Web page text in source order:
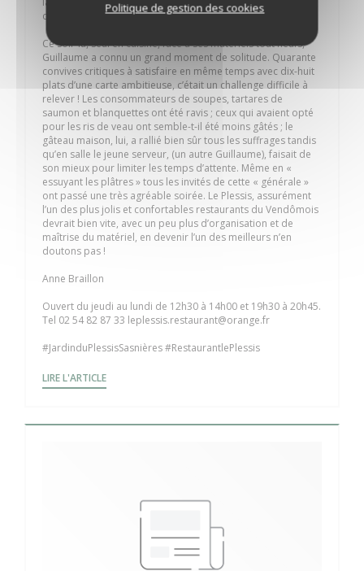
Politique de gestion des cookies
du chauffage et la décoration de la salle.
Ce soir-là, seul en cuisine, face à ses matériels tout neufs,
Guillaume a connu un grand moment de solitude. Quarante
convives critiques à satisfaire en même temps avec dix-huit
plats d’une carte ambitieuse, c’était un challenge difficile à
relever ! Les consommateurs de soupes, tartares de
saumon et blanquettes ont été ravis ; ceux qui avaient opté
pour les ris de veau ont semble-t-il été moins gâtés ; le
gâteau maison, lui, a rallié bien sûr tous les suffrages tandis
qu’en salle le jeune serveur, (un autre Guillaume), faisait de
son mieux pour limiter les temps d’attente. Même en «
essuyant les plâtres » tous les invités de cette « générale »
ont passé une très agréable soirée. Le Plessis, assurément
l’un des plus jolis et confortables restaurants du Vendômois
devrait bien vite, avec un peu plus d’organisation et de
maîtrise du matériel, en devenir l’un des meilleurs n’en
doutons pas !
Anne Braillon
Ouvert du jeudi au lundi de 12h30 à 14h00 et 19h30 à 20h45.
Tel 02 54 82 87 33 leplessis.restaurant@orange.fr
#JardinduPlessisSasnières #RestaurantlePlessis
LIRE L'ARTICLE((OUVRE UNE NOUVELLE FENÊTRE))